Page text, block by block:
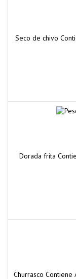
Seco de chivo
Dorada frita
Churrasco